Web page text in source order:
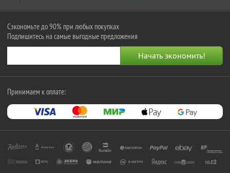
Сэкономьте до 90% при любых покупках
Подпишитесь на самые выгодные предложения
Принимаем к оплате: